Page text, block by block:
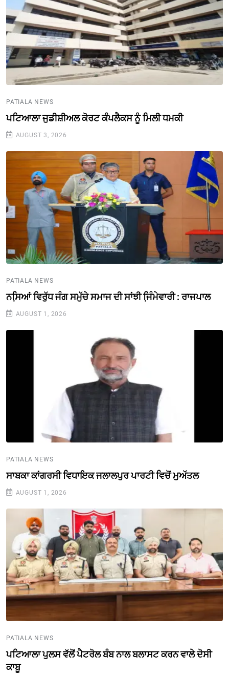
PATIALA NEWS
ਪਟਿਆਲਾ ਜੁਡੀਸ਼ੀਅਲ ਕੋਰਟ ਕੰਪਲੈਕਸ ਨੂੰ ਮਿਲੀ ਧਮਕੀ
AUGUST 3, 2026
PATIALA NEWS
ਨਸਿ਼ਆਂ ਵਿਰੁੱਧ ਜੰਗ ਸਮੁੱਚੇ ਸਮਾਜ ਦੀ ਸਾਂਝੀ ਜਿ਼ੰਮੇਵਾਰੀ : ਰਾਜਪਾਲ
AUGUST 1, 2026
PATIALA NEWS
ਸਾਬਕਾ ਕਾਂਗਰਸੀ ਵਿਧਾਇਕ ਜਲਾਲਪੁਰ ਪਾਰਟੀ ਵਿਚੋਂ ਮੁਅੱਤਲ
AUGUST 1, 2026
PATIALA NEWS
ਪਟਿਆਲਾ ਪੁਲਸ ਵੱਲੋਂ ਪੈਟਰੋਲ ਬੰਬ ਨਾਲ ਬਲਾਸਟ ਕਰਨ ਵਾਲੇ ਦੋਸੀ
ਕਾਬੂ